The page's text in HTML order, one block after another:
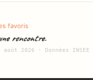
favoris
rencontre.
2026 · Données INSEE